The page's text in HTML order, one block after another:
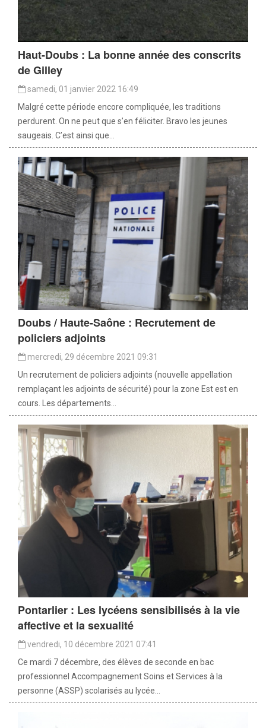
Haut-Doubs : La bonne année des conscrits
de Gilley
samedi, 01 janvier 2022 16:49
Malgré cette période encore compliquée, les traditions
perdurent. On ne peut que s’en féliciter. Bravo les jeunes
saugeais. C’est ainsi que...
Doubs / Haute-Saône : Recrutement de
policiers adjoints
mercredi, 29 décembre 2021 09:31
Un recrutement de policiers adjoints (nouvelle appellation
remplaçant les adjoints de sécurité) pour la zone Est est en
cours. Les départements...
Pontarlier : Les lycéens sensibilisés à la vie
affective et la sexualité
vendredi, 10 décembre 2021 07:41
Ce mardi 7 décembre, des élèves de seconde en bac
professionnel Accompagnement Soins et Services à la
personne (ASSP) scolarisés au lycée...